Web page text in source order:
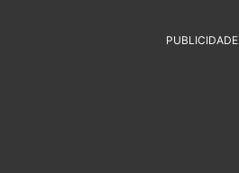
PUBLICIDADE